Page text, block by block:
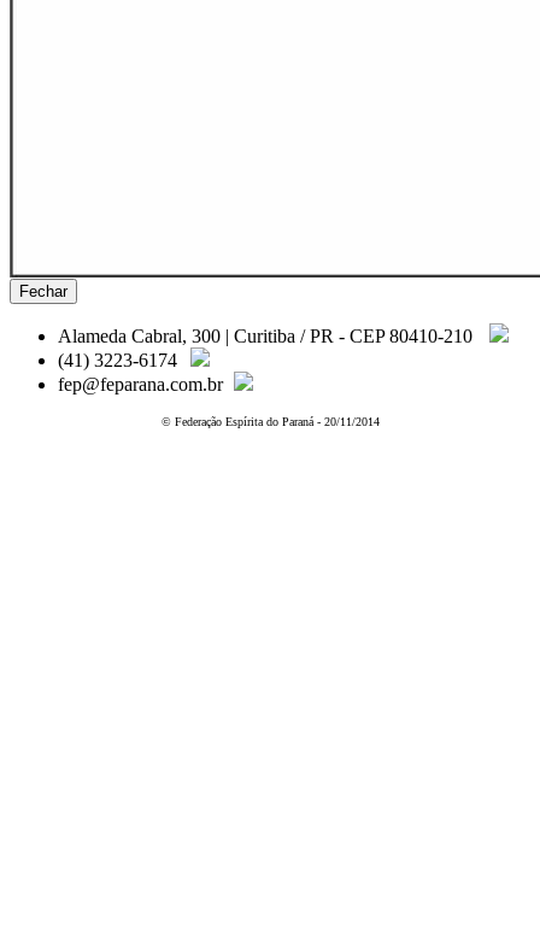
Fechar
Alameda Cabral, 300 | Curitiba / PR - CEP 80410-210
(41) 3223-6174
fep@feparana.com.br
© Federação Espírita do Paraná - 20/11/2014